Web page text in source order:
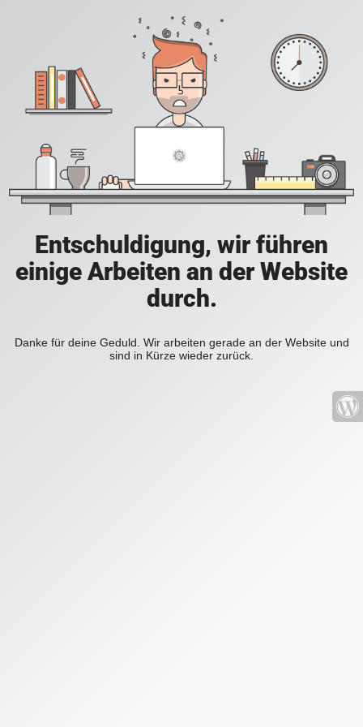
Entschuldigung, wir führen
einige Arbeiten an der Website
durch.
Danke für deine Geduld. Wir arbeiten gerade an der Website und
sind in Kürze wieder zurück.